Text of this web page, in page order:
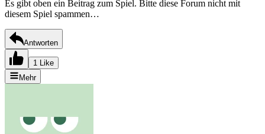
Es gibt oben ein Beitrag zum Spiel. Bitte diese Forum nicht mit
diesem Spiel spammen…
Antworten
1 Like
Mehr